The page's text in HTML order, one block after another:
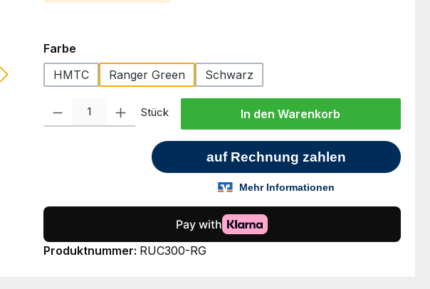
Farbeauswählen
HMTC
Ranger Green Schwarz
Produkt Anzahl: Gib den gewünschten Wert ein oder benutze die Schaltflächen
Stück In den Warenkorb
Produktnummer: RUC300-RG